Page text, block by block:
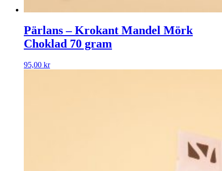
Pärlans – Krokant Mandel Mörk
Choklad 70 gram
95,00 kr